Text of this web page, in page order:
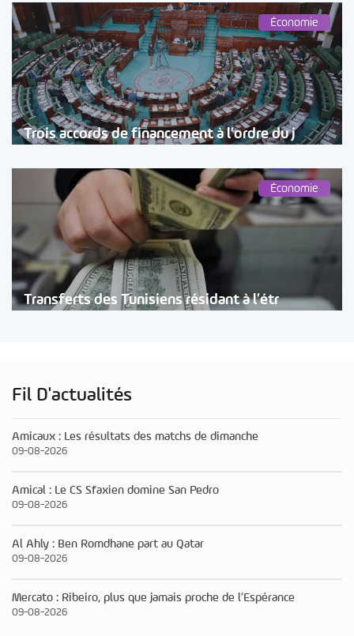
Économie
Trois accords de financement à l’ordre du j
Économie
Transferts des Tunisiens résidant à l’étr
Fil D'actualités
Amicaux : Les résultats des matchs de dimanche
09-08-2026
Amical : Le CS Sfaxien domine San Pedro
09-08-2026
Al Ahly : Ben Romdhane part au Qatar
09-08-2026
Mercato : Ribeiro, plus que jamais proche de l’Espérance
09-08-2026